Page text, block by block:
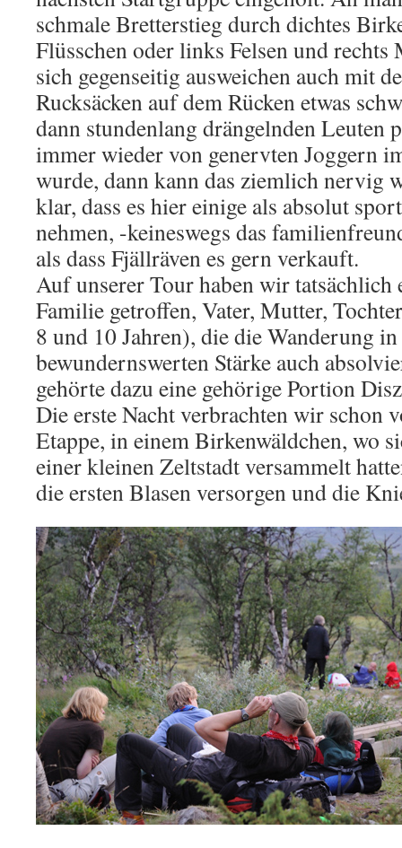
schmale Bretterstieg durch dichtes
Flüsschen oder links Felsen und rechts
sich gegenseitig ausweichen auch mit
Rucksäcken auf dem Rücken etwas
dann stundenlang drängelnden Leuten
immer wieder von genervten Joggern
wurde, dann kann das ziemlich nervig
klar, dass es hier einige als absolut
nehmen, -keineswegs das
als dass Fjällräven es gern verkauft.
Auf unserer Tour haben wir tatsächlich
Familie getroffen, Vater, Mutter,
8 und 10 Jahren), die die Wanderung
bewundernswerten Stärke auch
gehörte dazu eine gehörige Portion
Die erste Nacht verbrachten wir schon
Etappe, in einem Birkenwäldchen, wo
einer kleinen Zeltstadt versammelt
die ersten Blasen versorgen und die